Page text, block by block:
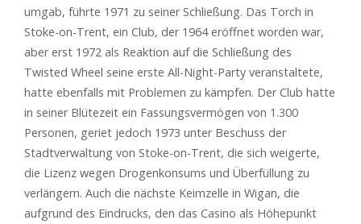
umgab, führte 1971 zu seiner Schließung. Das Torch in
Stoke-on-Trent, ein Club, der 1964 eröffnet worden war,
aber erst 1972 als Reaktion auf die Schließung des
Twisted Wheel seine erste All-Night-Party veranstaltete,
hatte ebenfalls mit Problemen zu kämpfen. Der Club hatte
in seiner Blütezeit ein Fassungsvermögen von 1.300
Personen, geriet jedoch 1973 unter Beschuss der
Stadtverwaltung von Stoke-on-Trent, die sich weigerte,
die Lizenz wegen Drogenkonsums und Überfüllung zu
verlängern. Auch die nächste Keimzelle in Wigan, die
aufgrund des Eindrucks, den das Casino als Höhepunkt